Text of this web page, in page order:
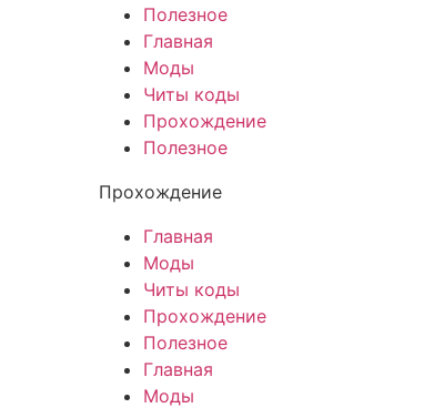
Полезное
Главная
Моды
Читы коды
Прохождение
Полезное
Прохождение
Главная
Моды
Читы коды
Прохождение
Полезное
Главная
Моды